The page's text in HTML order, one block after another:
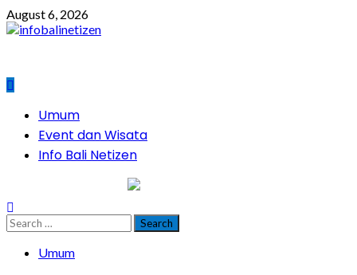
Skip
to
August 6, 2026
PrimaryUmum
Event dan Wisata
Info Bali Netizen
Search
for:
Umum